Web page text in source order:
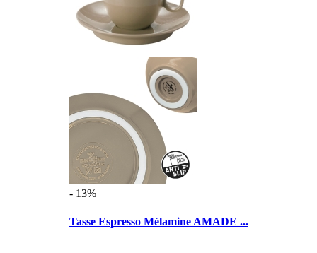
- 13%
Tasse Espresso Mélamine AMADE ...